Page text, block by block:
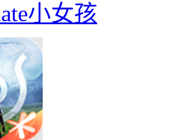
小女孩